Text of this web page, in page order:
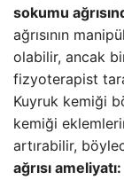
sokumu
ağrısının
olabilir, ancak
fizyoterapist
Kuyruk kemiği
kemiği
artırabilir,
ağrısı ameliyatı: